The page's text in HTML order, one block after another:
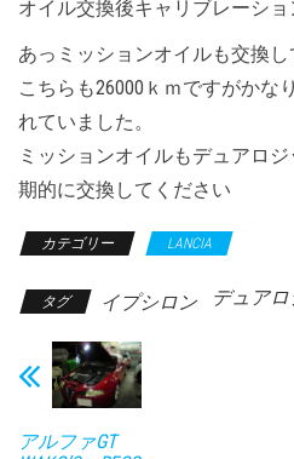
オイル交換後キャリブレーシ
あっミッションオイルも交換し
こちらも26000ｋｍですがかな
れていました。
ミッションオイルもデュアロ
期的に交換してください
カテゴリー LANCIA
タグ イプシロン デュア
アルファGT